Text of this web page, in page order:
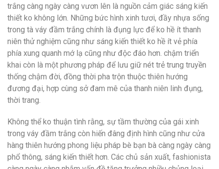
trắng càng ngày càng vươn lên là nguồn cảm giác sáng kiến
thiết ko không lớn. Những bức hình xinh tươi, đầy nhựa sống
trong tà váy đầm trắng chính là đụng lực để ko hề ít thanh
niên thử nghiệm cũng như sáng kiến thiết ko hề ít vẻ phía
phía xung quanh mớ lạ cũng như độc đáo hơn. chậm triển
khai còn là một phương pháp để lưu giữ nét trẻ trung truyền
thống chậm đời, đồng thời pha trộn thuộc thiên hướng
đương đại, hợp cùng sở đam mê của thanh niên linh đụng,
thời trang.
Không thể ko thuận tình rằng, sự tầm thường của gái xinh
trong váy đầm trắng còn hiến đâng định hình cũng như cửa
hàng thiên hướng phong liệu pháp bè bạn bà càng ngày càng
phổ thông, sáng kiến thiết hơn. Các chủ sản xuất, fashionista